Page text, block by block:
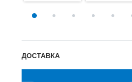
ДОСТАВКА